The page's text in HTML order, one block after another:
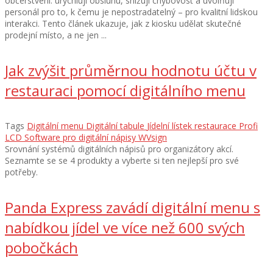
personál pro to, k čemu je nepostradatelný – pro kvalitní lidskou
interakci. Tento článek ukazuje, jak z kiosku udělat skutečné
prodejní místo, a ne jen ...
Jak zvýšit průměrnou hodnotu účtu v
restauraci pomocí digitálního menu
Tags Digitální menu Digitální tabule Jídelní lístek restaurace Profi
LCD Software pro digitální nápisy WVsign
Srovnání systémů digitálních nápisů pro organizátory akcí.
Seznamte se se 4 produkty a vyberte si ten nejlepší pro své
potřeby.
Panda Express zavádí digitální menu s
nabídkou jídel ve více než 600 svých
pobočkách